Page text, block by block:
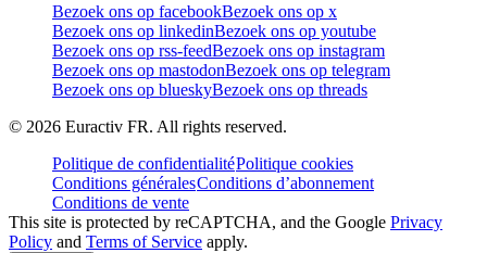
Bezoek ons op facebookBezoek ons op x
Bezoek ons op linkedinBezoek ons op youtube
Bezoek ons op rss-feedBezoek ons op instagram
Bezoek ons op mastodonBezoek ons op telegram
Bezoek ons op blueskyBezoek ons op threads
© 2026 Euractiv FR. All rights reserved.
Politique de confidentialitéPolitique cookies
Conditions généralesConditions d’abonnement
Conditions de vente
This site is protected by reCAPTCHA, and the Google Privacy
Policy and Terms of Service apply.